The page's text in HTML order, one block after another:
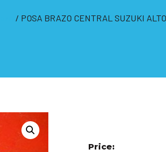
/ POSA BRAZO CENTRAL SUZUKI
Price: